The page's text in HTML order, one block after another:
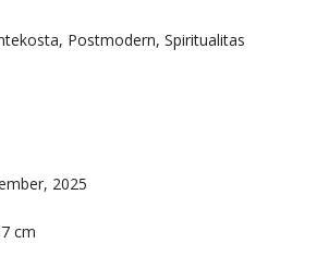
Postmodern, Spiritualitas
2025
cm